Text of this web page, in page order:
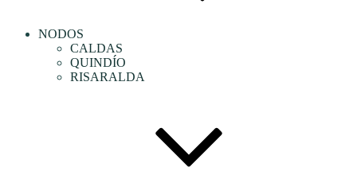
NODOS
CALDAS
QUINDÍO
RISARALDA